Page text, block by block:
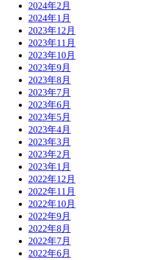
2024年2月
2024年1月
2023年12月
2023年11月
2023年10月
2023年9月
2023年8月
2023年7月
2023年6月
2023年5月
2023年4月
2023年3月
2023年2月
2023年1月
2022年12月
2022年11月
2022年10月
2022年9月
2022年8月
2022年7月
2022年6月